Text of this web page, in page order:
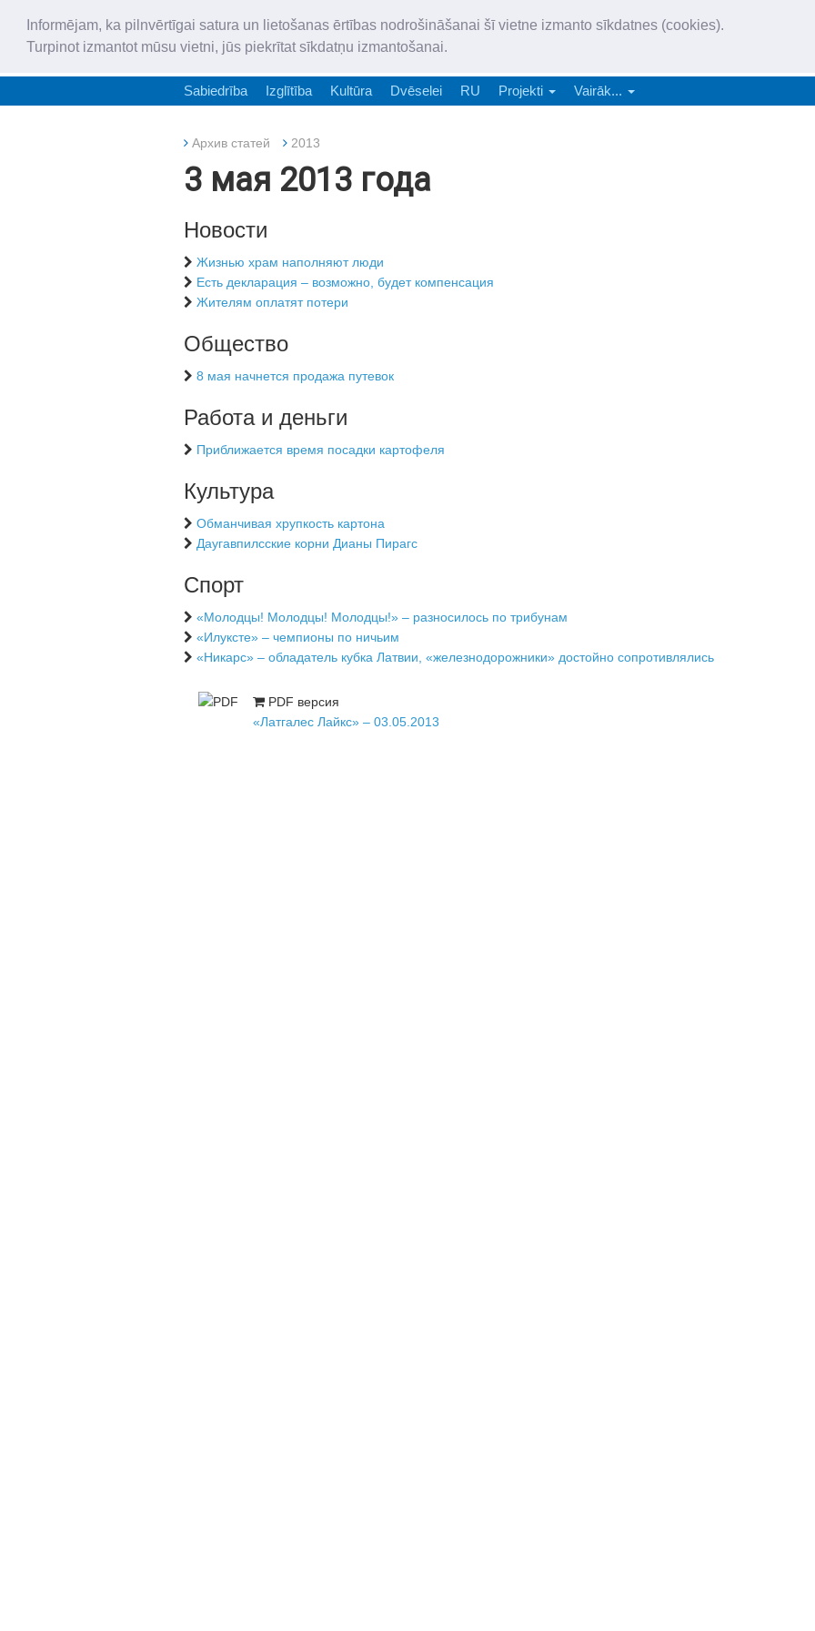
Informējam, ka pilnvērtīgai satura un lietošanas ērtības nodrošināšanai šī vietne izmanto sīkdatnes (cookies).
Turpinot izmantot mūsu vietni, jūs piekrītat sīkdatņu izmantošanai.
„Latgales Laiks” latviešu valodā aptver Daugavpils valstspilsētu,
Sabiedrība Izglītība Kultūra Dvēselei RU Projekti Vairāk...
Архив статей 2013
3 мая 2013 года
Новости
Жизнью храм наполняют люди
Есть декларация – возможно, будет компенсация
Жителям оплатят потери
Общество
8 мая начнется продажа путевок
Работа и деньги
Приближается время посадки картофеля
Культура
Обманчивая хрупкость картона
Даугавпилсские корни Дианы Пирагс
Спорт
«Молодцы! Молодцы! Молодцы!» – разносилось по трибунам
«Илуксте» – чемпионы по ничьим
«Никарс» – обладатель кубка Латвии, «железнодорожники» достойно сопротивлялись
PDF версия
«Латгалес Лайкс» – 03.05.2013